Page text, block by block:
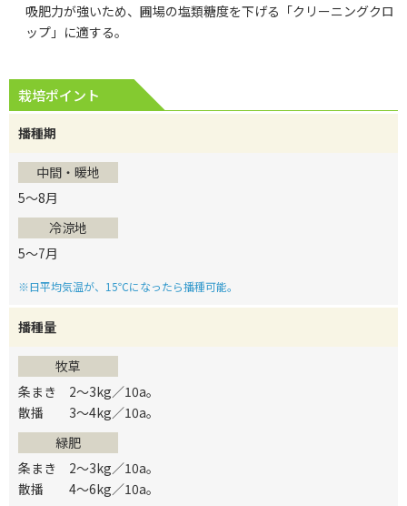
吸肥力が強いため、圃場の塩類糖度を下げる「クリーニングクロ
ップ」に適する。
栽培ポイント
播種期
中間・暖地
5～8月
冷涼地
5～7月
※日平均気温が、15℃になったら播種可能。
播種量
牧草
条まき 2～3kg／10a。
散播 3～4kg／10a。
緑肥
条まき 2～3kg／10a。
散播 4～6kg／10a。